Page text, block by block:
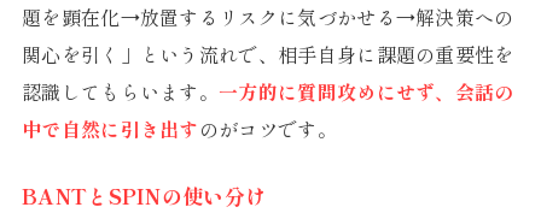
題を顕在化→放置するリスクに気づかせる→解決策への
関心を引く」という流れで、相手自身に課題の重要性を
認識してもらいます。 一方的に質問攻めにせず、会話の
中で自然に引き出すのがコツです。
BANTとSPINの使い分け